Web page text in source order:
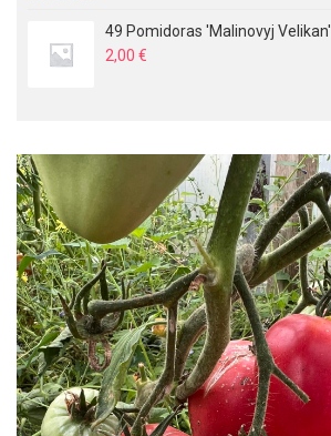
49 Pomidoras 'Malinovyj Velikan'
2,00 €